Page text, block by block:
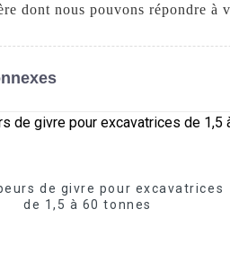
dont nous pouvons répondre à
de givre pour excavatrices
de 1,5 à 60 tonnes